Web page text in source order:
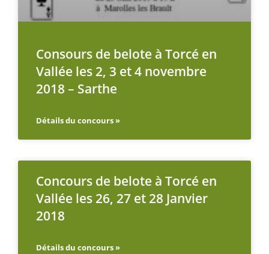
Consours de belote à Torcé en
Vallée les 2, 3 et 4 novembre
2018 – Sarthe
Détails du concours »
Concours de belote à Torcé en
Vallée les 26, 27 et 28 Janvier
2018
Détails du concours »